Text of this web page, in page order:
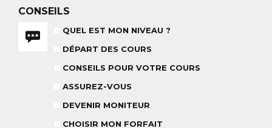
RÉSULTAT DES TESTS
6-12 ANS
À PARTIR DE 670€
CONSEILS
QUEL EST MON NIVEAU ?
DÉPART DES COURS
CONSEILS POUR VOTRE COURS
ASSUREZ-VOUS
DEVENIR MONITEUR
CHOISIR MON FORFAIT